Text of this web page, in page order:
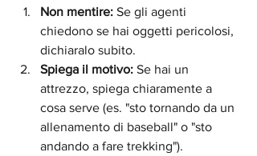
Non mentire: Se gli agenti
chiedono se hai oggetti pericolosi,
dichiaralo subito.
Spiega il motivo: Se hai un
attrezzo, spiega chiaramente a
cosa serve (es. "sto tornando da un
allenamento di baseball" o "sto
andando a fare trekking").